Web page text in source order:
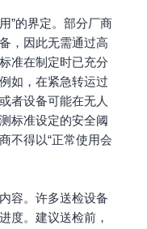
”的界定。部分厂商
，因此无需通过高
准在制定时已充分
如，在紧急转运过
者设备可能在无人
标准设定的安全阈
不得以“正常使用会
容。许多送检设备
度。建议送检前，